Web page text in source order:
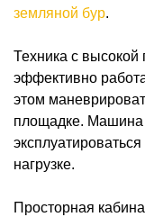
земляной бур.
Техника с высокой
эффективно
этом
площадке. Машина
нагрузке.
Просторная